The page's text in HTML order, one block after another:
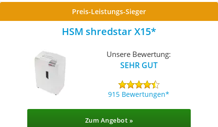
Preis-Leistungs-Sieger
HSM shredstar X15
Unsere Bewertung:
SEHR GUT
915 Bewertungen
Zum Angebot »